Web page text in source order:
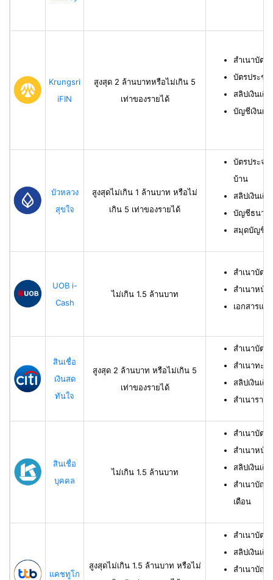
Krungsri
iFIN
สูงสุด 2 ล้านบาทหรือไม่เกิน 5
เท่าของรายได้
สำเนาบัตร
บัตรประช
สลิปเงินเดื
บัญชีเงินฝา
บัวหลวง
สุขใจ
สูงสุดไม่เกิน 1 ล้านบาท หรือไม่
เกิน 5 เท่าของรายได้
บัตรประจำ
บ้าน
สลิปเงินเดื
บัญชีธนาคา
สมุดบัญชีธ
UOB i-
Cash
ไม่เกิน 1.5 ล้านบาท
สำเนาบัตร
สำเนาหน้
เอกสารแส
สินเชื่อ
เงินสด
ทันใจ
สูงสุด 2 ล้านบาท หรือไม่เกิน 5
เท่าของรายได้
สำเนาบัตร
สำเนาทะเ
สลิปเงินเดื
สำเนาราย
สินเชื่อ
บุคคล
ไม่เกิน 1.5 ล้านบาท
สำเนาบัตร
สำเนาหน้
สลิปเงินเดื
สำเนาบัญชี
เดือน
แคชทูโก
สูงสุดไม่เกิน 1.5 ล้านบาท หรือไม่
สำเนาบัตร
สลิปเงินเดื
สำเนาบัญ